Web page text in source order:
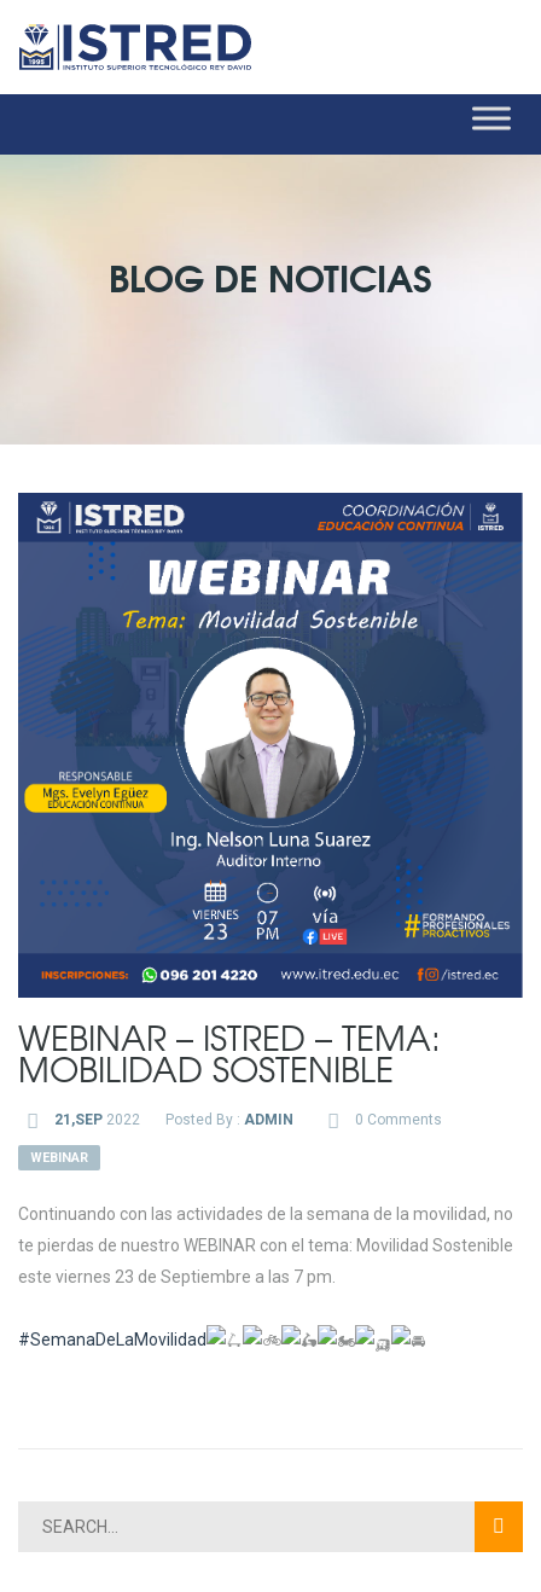
BLOG DE NOTICIAS
WEBINAR – ISTRED – TEMA:
MOBILIDAD SOSTENIBLE
21,SEP2022 Posted By : ADMIN 0 Comments
WEBINAR
Continuando con las actividades de la semana de la movilidad, no
te pierdas de nuestro WEBINAR con el tema: Movilidad Sostenible
este viernes 23 de Septiembre a las 7 pm.
#SemanaDeLaMovilidad